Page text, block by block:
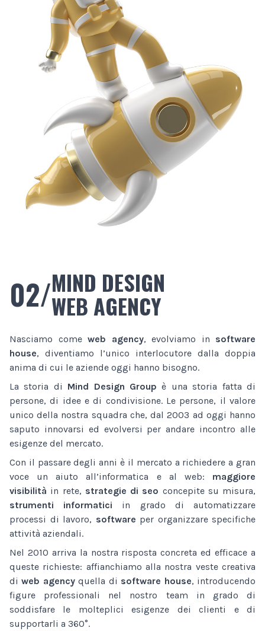
02/MIND DESIGN
WEB AGENCY
Nasciamo come web agency, evolviamo in software
house, diventiamo l’unico interlocutore dalla doppia
anima di cui le aziende oggi hanno bisogno.
La storia di Mind Design Group è una storia fatta di
persone, di idee e di condivisione. Le persone, il valore
unico della nostra squadra che, dal 2003 ad oggi hanno
saputo innovarsi ed evolversi per andare incontro alle
esigenze del mercato.
Con il passare degli anni è il mercato a richiedere a gran
voce un aiuto all’informatica e al web: maggiore
visibilità in rete, strategie di seo concepite su misura,
strumenti informatici in grado di automatizzare
processi di lavoro, software per organizzare specifiche
attività aziendali.
Nel 2010 arriva la nostra risposta concreta ed efficace a
queste richieste: affianchiamo alla nostra veste creativa
diweb agencyquella di software house, introducendo
figure professionali nel nostro team in grado di
soddisfare le molteplici esigenze dei clienti e di
supportarli a 360°.